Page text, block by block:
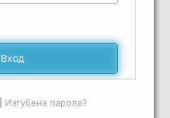
Изгубена парола?